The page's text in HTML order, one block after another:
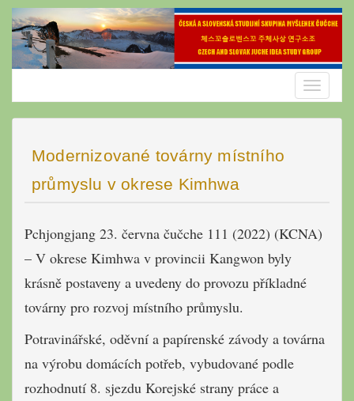
Skip
content
Toggle
Modernizované továrny místního
průmyslu v okrese Kimhwa
Pchjongjang 23. června čučche 111 (2022) (KCNA)
– V okrese Kimhwa v provincii Kangwon byly
krásně postaveny a uvedeny do provozu příkladné
továrny pro rozvoj místního průmyslu.
Potravinářské, oděvní a papírenské závody a továrna
na výrobu domácích potřeb, vybudované podle
rozhodnutí 8. sjezdu Korejské strany práce a